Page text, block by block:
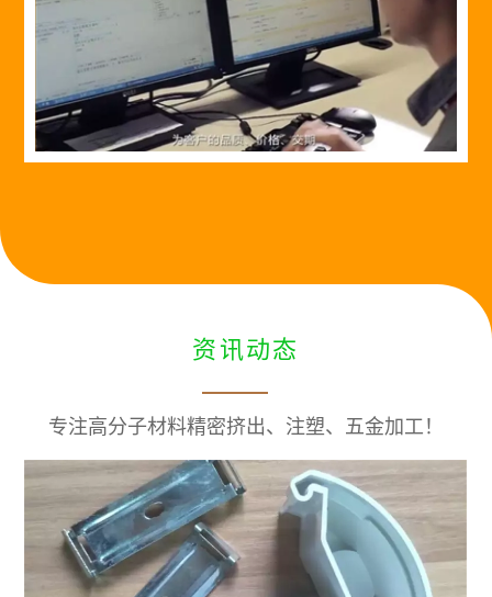
资讯动态
专注高分子材料精密挤出、注塑、五金加工！